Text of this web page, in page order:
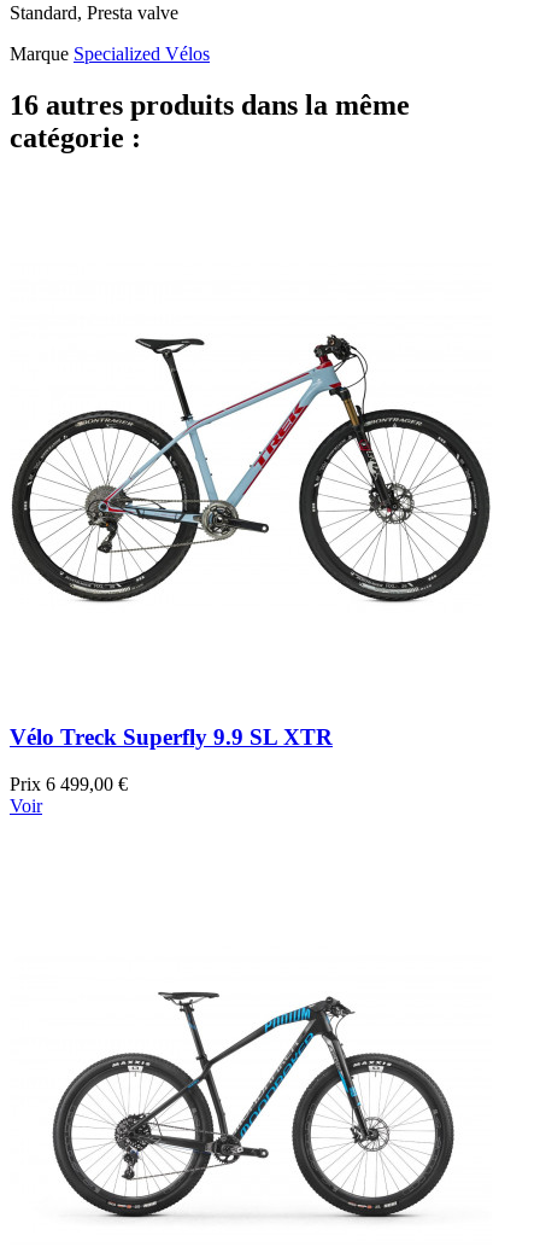
Standard, Presta valve
Marque Specialized Vélos
16 autres produits dans la même
catégorie :
Vélo Treck Superfly 9.9 SL XTR
Prix 6 499,00 €
Voir